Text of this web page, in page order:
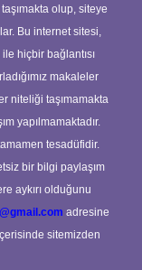
olup, siteye
Bu internet sitesi,
hiçbir bağlantısı
makaleler
niteliği taşımamakta
yapılmamaktadır.
tesadüfidir.
bir bilgi paylaşım
aykırı olduğunu
adresine
sitemizden